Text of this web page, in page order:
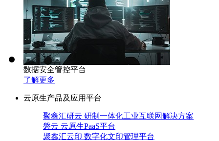
数据安全管控平台
了解更多
云原生产品及应用平台
聚鑫汇研云 研制一体化工业互联网解决方案
磐云 云原生PaaS平台
聚鑫汇云印 数字化文印管理平台